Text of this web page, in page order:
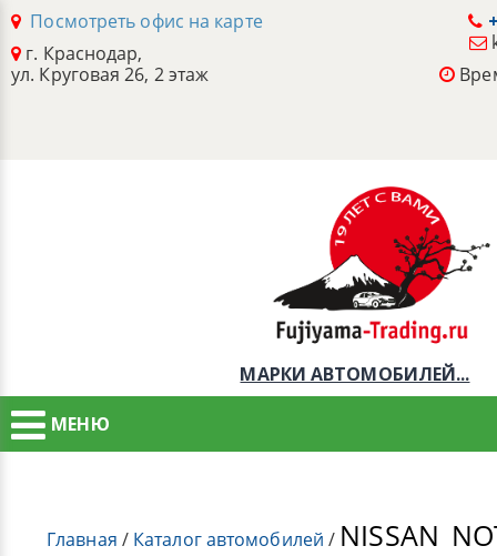
Посмотреть офис на карте
г. Краснодар,
ул. Круговая 26, 2 этаж
МАРКИ АВТОМОБИЛЕЙ...
МЕНЮ
Главная / Каталог автомобилей / NISSAN